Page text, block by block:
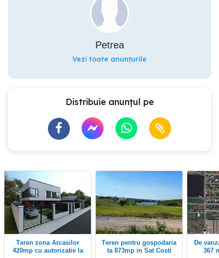
Petrea
Vezi toate anunțurile
Distribuie anunțul pe
Teren zona Arcasilor
420mp cu autorizatie la
Teren pentru gospodaria
ta 873mp in Sat Costi
De vanzare-Loc de casa-
367